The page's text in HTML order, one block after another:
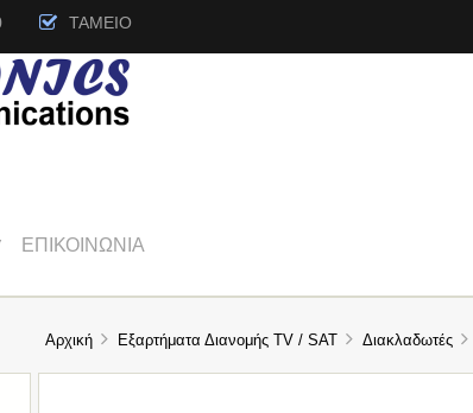
ΤΑΜΕΊΟ
ΕΠΙΚΟΙΝΩΝΊΑ
Αρχική Εξαρτήματα Διανομής TV / SAT Διακλαδωτές